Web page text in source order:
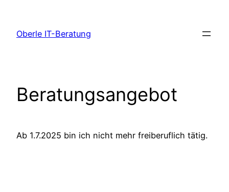
springen
Oberle IT-Beratung
Beratungsangebot
Ab 1.7.2025 bin ich nicht mehr freiberuflich tätig.